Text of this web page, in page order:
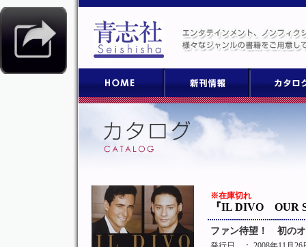
※在庫切れ
『IL DIVO OUR
ファン待望！ 初の